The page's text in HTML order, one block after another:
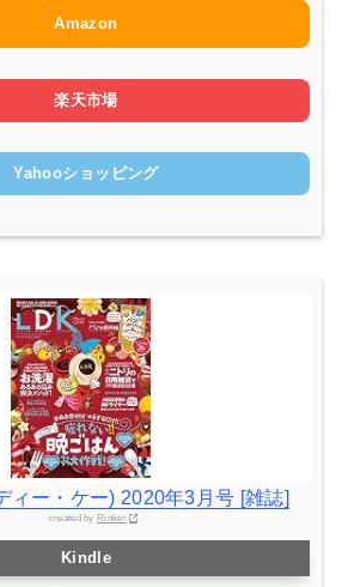
Amazon
楽天市場
Yahooショッピング
ィー・ケー) 2020年3月号 [雑誌]
created by Rinker
Kindle